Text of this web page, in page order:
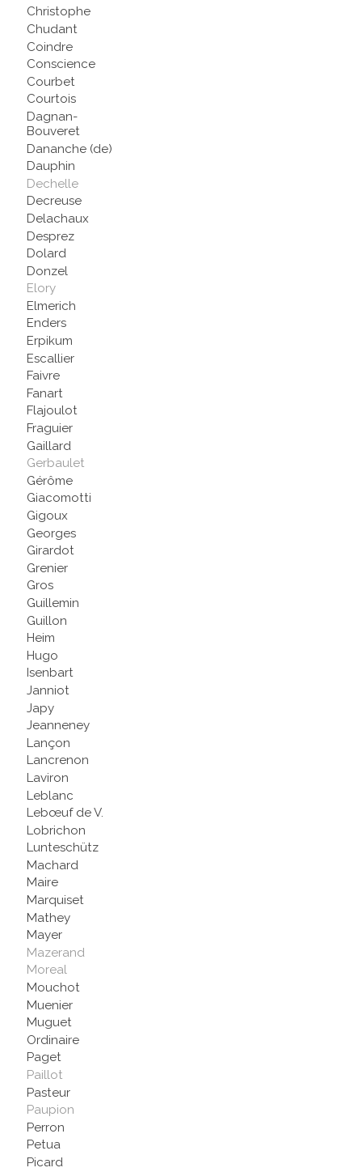
Christophe
Chudant
Coindre
Conscience
Courbet
Courtois
Dagnan-
Bouveret
Dananche (de)
Dauphin
Dechelle
Decreuse
Delachaux
Desprez
Dolard
Donzel
Elory
Elmerich
Enders
Erpikum
Escallier
Faivre
Fanart
Flajoulot
Fraguier
Gaillard
Gerbaulet
Gérôme
Giacomotti
Gigoux
Georges
Girardot
Grenier
Gros
Guillemin
Guillon
Heim
Hugo
Isenbart
Janniot
Japy
Jeanneney
Lançon
Lancrenon
Laviron
Leblanc
Lebœuf de V.
Lobrichon
Lunteschütz
Machard
Maire
Marquiset
Mathey
Mayer
Mazerand
Moreal
Mouchot
Muenier
Muguet
Ordinaire
Paget
Paillot
Pasteur
Paupion
Perron
Petua
Picard